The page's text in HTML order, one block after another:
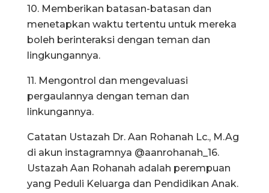
10. Memberikan batasan-batasan dan
menetapkan waktu tertentu untuk mereka
boleh berinteraksi dengan teman dan
lingkungannya.
11. Mengontrol dan mengevaluasi
pergaulannya dengan teman dan
linkungannya.
Catatan Ustazah Dr. Aan Rohanah Lc., M.Ag
di akun instagramnya @aanrohanah_16.
Ustazah Aan Rohanah adalah perempuan
yang Peduli Keluarga dan Pendidikan Anak.